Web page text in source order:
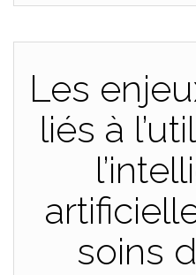
Les
liés à
soins